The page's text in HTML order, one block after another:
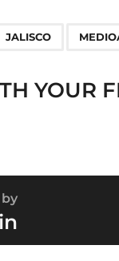
JALISCO
YOUR